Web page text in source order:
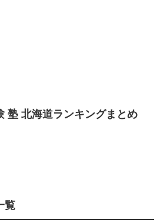
塾 北海道ランキングまとめ
覧